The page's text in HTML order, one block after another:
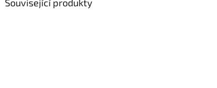
Související produkty